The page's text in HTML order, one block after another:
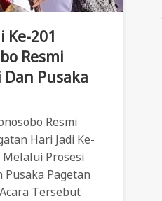
Ke-201
Resmi
Pusaka
Resmi
Hari Jadi Ke-
Melalui Prosesi
Pagetan
Tersebut